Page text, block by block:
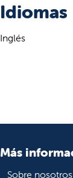
Idiomas
Inglés
Más
Sobre nosotros